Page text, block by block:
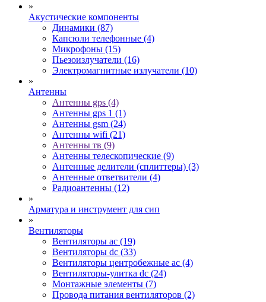
»
Акустические компоненты
Динамики (87)
Капсюли телефонные (4)
Микрофоны (15)
Пьезоизлучатели (16)
Электромагнитные излучатели (10)
»
Антенны
Антенны gps (4)
Антенны gps 1 (1)
Антенны gsm (24)
Антенны wifi (21)
Антенны тв (9)
Антенны телескопические (9)
Антенные делители (сплиттеры) (3)
Антенные ответвители (4)
Радиоантенны (12)
»
Арматура и инструмент для сип
»
Вентиляторы
Вентиляторы ac (19)
Вентиляторы dc (33)
Вентиляторы центробежные ac (4)
Вентиляторы-улитка dc (24)
Монтажные элементы (7)
Провода питания вентиляторов (2)